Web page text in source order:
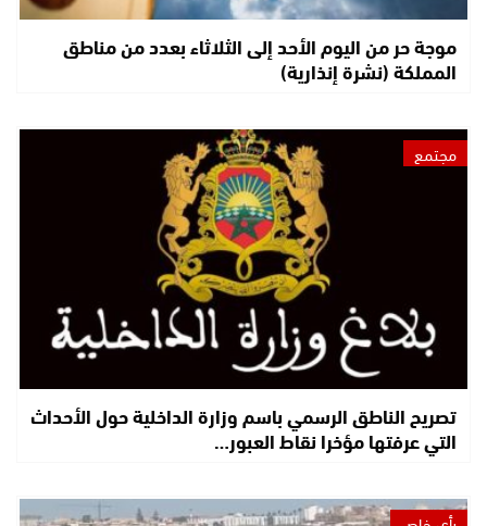
موجة حر من اليوم الأحد إلى الثلاثاء بعدد من مناطق
المملكة (نشرة إنذارية)
مجتمع
تصريح الناطق الرسمي باسم وزارة الداخلية حول الأحداث
التي عرفتها مؤخرا نقاط العبور…